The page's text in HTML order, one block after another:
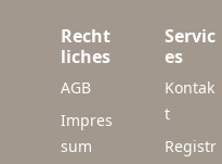
Recht
liches
AGB
Impres
sum
Servic
es
Kontak
t
Registr